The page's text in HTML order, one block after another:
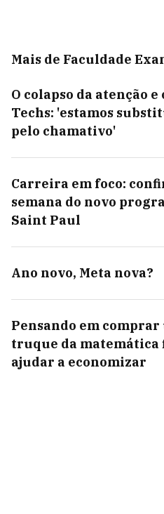
Mais de Faculdade
O colapso da atenção
Techs: 'estamos
pelo chamativo'
Carreira em foco:
semana do novo
Saint Paul
Ano novo, Meta nova?
Pensando em comprar
truque da matemática
ajudar a economizar